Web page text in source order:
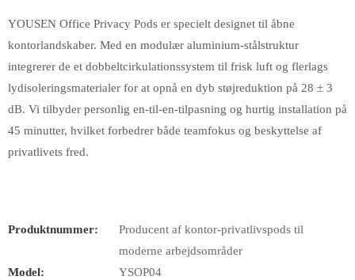
YOUSEN Office Privacy Pods er specielt designet til åbne
kontorlandskaber. Med en modulær aluminium-stålstruktur
integrerer de et dobbeltcirkulationssystem til frisk luft og flerlags
lydisoleringsmaterialer for at opnå en dyb støjreduktion på 28 ± 3
dB. Vi tilbyder personlig en-til-en-tilpasning og hurtig installation på
45 minutter, hvilket forbedrer både teamfokus og beskyttelse af
privatlivets fred.
Produktnummer:
Producent af kontor-privatlivspods til
moderne arbejdsområder
Model:
YSOP04